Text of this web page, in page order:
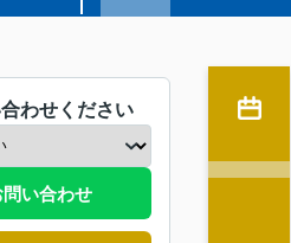
わせください
い合わせ